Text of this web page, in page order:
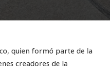
quien formó parte de la
creadores de la